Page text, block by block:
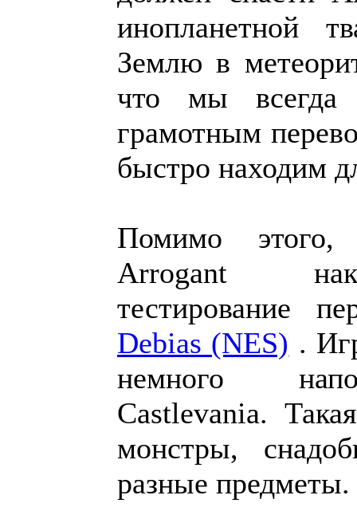
инопланетной
Землю в
что мы всегда
грамотным
быстро находим
Помимо
Arrogant
тестирование
Debias (NES) .
немного
Castlevania.
монстры,
разные предметы.